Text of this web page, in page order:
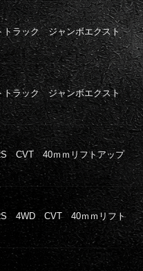
トラック ジャンボエクスト
トラック ジャンボエクスト
CVT 40ｍｍリフトアップ
RS 4WD CVT 40ｍｍリフト